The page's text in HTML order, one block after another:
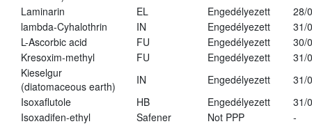
Laminarin
EL Engedélyezett
28/
lambda-Cyhalothrin
IN Engedélyezett
31/
L-Ascorbic acid
FU Engedélyezett
30/
Kresoxim-methyl
FU Engedélyezett
31/
Kieselgur
(diatomaceous earth)
IN Engedélyezett
31/
Isoxaflutole
HB Engedélyezett
31/
Isoxadifen-ethyl
Safener Not PPP
-